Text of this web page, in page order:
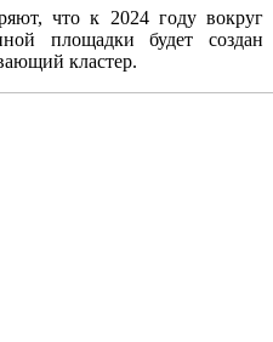
что к 2024 году вокруг
площадки будет создан
кластер.